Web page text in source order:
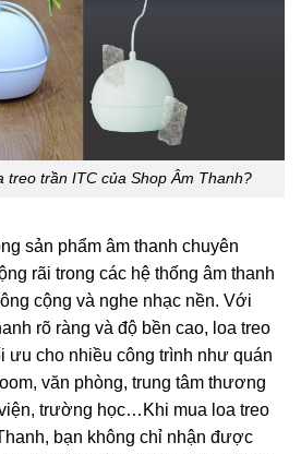
treo trần ITC của Shop Âm Thanh?
sản phẩm âm thanh chuyên
rãi trong các hệ thống âm thanh
cộng và nghe nhạc nền. Với
rõ ràng và độ bền cao, loa treo
ưu cho nhiều công trình như quán
văn phòng, trung tâm thương
trường học…Khi mua loa treo
bạn không chỉ nhận được